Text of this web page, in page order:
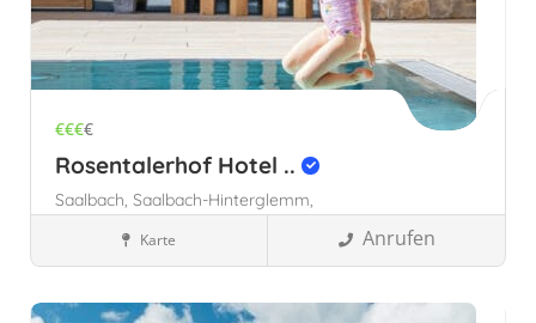
€€€€
Rosentalerhof Hotel ..
Saalbach, Saalbach-Hinterglemm,
Familienhotels
Österreich
Karte Anrufen